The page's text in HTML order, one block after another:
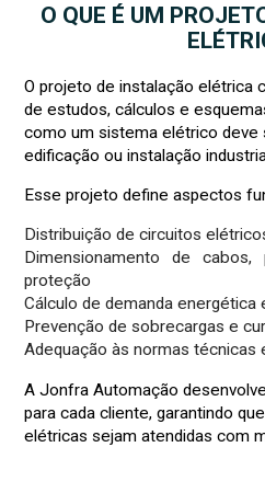
O QUE É UM
O projeto de instalação elétrica
de estudos, cálculos e
como um sistema elétrico deve
edificação ou instalação
Esse projeto define aspectos
Distribuição de circuitos
Dimensionamento de
proteção
Cálculo de demanda
Prevenção de sobrecargas e
Adequação às normas técnicas
A Jonfra Automação
para cada cliente, garantindo
elétricas sejam atendidas com